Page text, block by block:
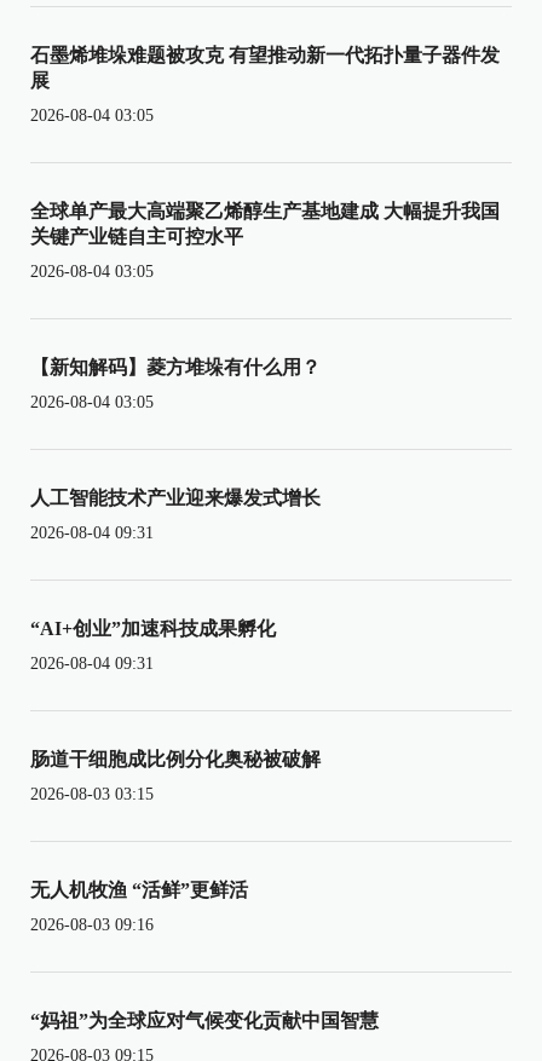
石墨烯堆垛难题被攻克 有望推动新一代拓扑量子器件发
展
2026-08-04 03:05
全球单产最大高端聚乙烯醇生产基地建成 大幅提升我国
关键产业链自主可控水平
2026-08-04 03:05
【新知解码】菱方堆垛有什么用？
2026-08-04 03:05
人工智能技术产业迎来爆发式增长
2026-08-04 09:31
“AI+创业”加速科技成果孵化
2026-08-04 09:31
肠道干细胞成比例分化奥秘被破解
2026-08-03 03:15
无人机牧渔 “活鲜”更鲜活
2026-08-03 09:16
“妈祖”为全球应对气候变化贡献中国智慧
2026-08-03 09:15